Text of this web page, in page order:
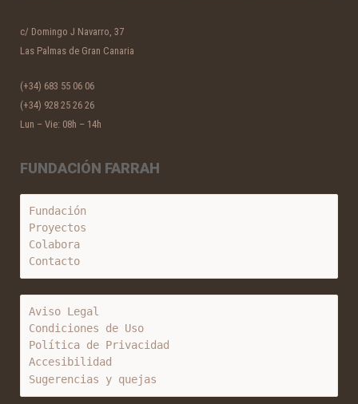
c/ Domingo J Navarro, 37
Las Palmas de Gran Canaria
(+34) 683 55 06 06
(+34) 928 25 26 26
Lun – Vie: 08h – 14h
FUNDACIÓN FARRAH
Fundación
Proyectos
Colabora
Contacto
Aviso Legal
Condiciones de Uso
Política de Privacidad
Accesibilidad
Sugerencias y quejas